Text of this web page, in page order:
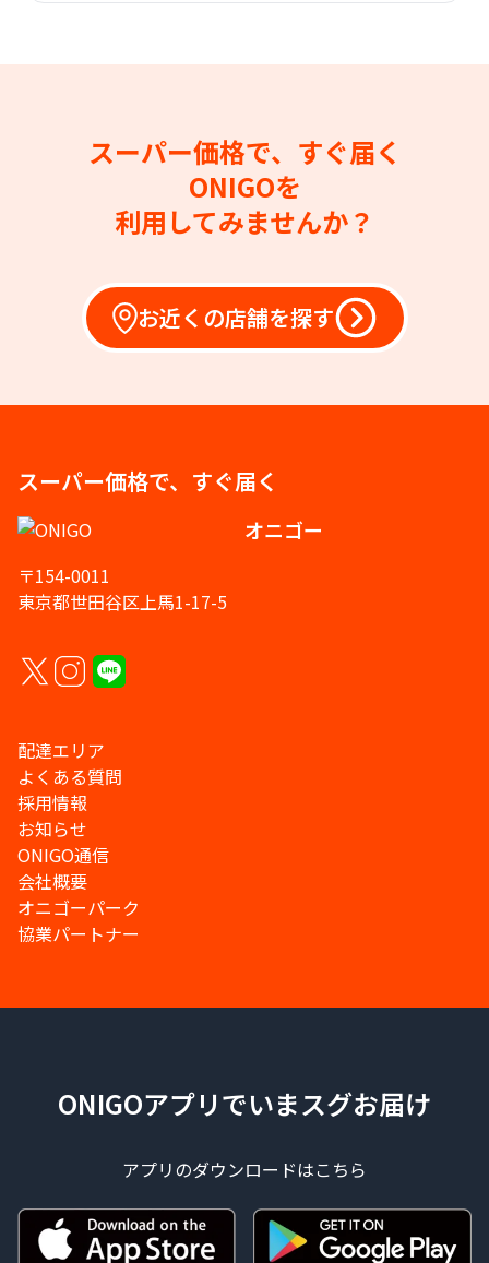
スーパー価格で、すぐ届く
ONIGOを
利用してみませんか？
お近くの店舗を探す
スーパー価格で、すぐ届く
オニゴー
〒154-0011
東京都世田谷区上馬1-17-5
配達エリア
よくある質問
採用情報
お知らせ
ONIGO通信
会社概要
オニゴーパーク
協業パートナー
ONIGOアプリでいまスグお届け
アプリのダウンロードはこちら